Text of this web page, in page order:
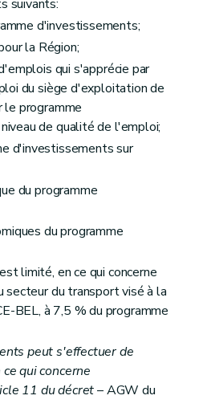
suivants:
d'investissements;
la Région;
qui s'apprécie par
du siège d'exploitation de
le programme
de qualité de l'emploi;
d'investissements sur
du programme
du programme
limité, en ce qui concerne
secteur du transport visé à la
BEL, à 7,5 % du programme
peut s'effectuer de
qui concerne
11 du décret– AGW du